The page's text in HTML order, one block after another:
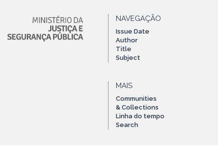
NAVEGAÇÃO
Issue Date
Author
Title
Subject
MAIS
Communities
& Collections
Linha do tempo
Search